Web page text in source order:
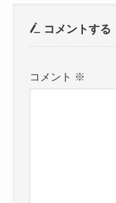
コメントする
コメント ※